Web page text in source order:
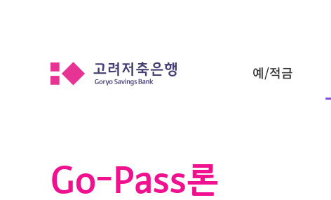
예/적금
Go-Pass론